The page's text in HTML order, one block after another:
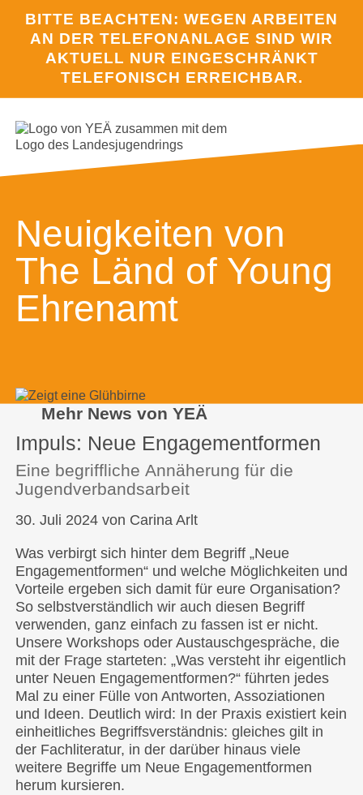
BITTE BEACHTEN: WEGEN ARBEITEN
AN DER TELEFONANLAGE SIND WIR
AKTUELL NUR EINGESCHRÄNKT
TELEFONISCH ERREICHBAR.
Neuigkeiten von
The Länd of Young
Ehrenamt
Impuls: Neue Engagementformen
Eine begriffliche Annäherung für die
Jugendverbandsarbeit
30. Juli 2024 von Carina Arlt
Was verbirgt sich hinter dem Begriff „Neue
Engagementformen“ und welche Möglichkeiten und
Vorteile ergeben sich damit für eure Organisation?
So selbstverständlich wir auch diesen Begriff
verwenden, ganz einfach zu fassen ist er nicht.
Unsere Workshops oder Austauschgespräche, die
mit der Frage starteten: „Was versteht ihr eigentlich
unter Neuen Engagementformen?“ führten jedes
Mal zu einer Fülle von Antworten, Assoziationen
und Ideen. Deutlich wird: In der Praxis existiert kein
einheitliches Begriffsverständnis: gleiches gilt in
der Fachliteratur, in der darüber hinaus viele
weitere Begriffe um Neue Engagementformen
herum kursieren.
Mehr News von YEÄ
HOME
TERMINE